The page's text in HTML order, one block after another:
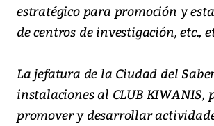
estratégico para promoción y
de centros de investigación, etc.,
La jefatura de la Ciudad del
instalaciones al CLUB KIWANIS,
promover y desarrollar